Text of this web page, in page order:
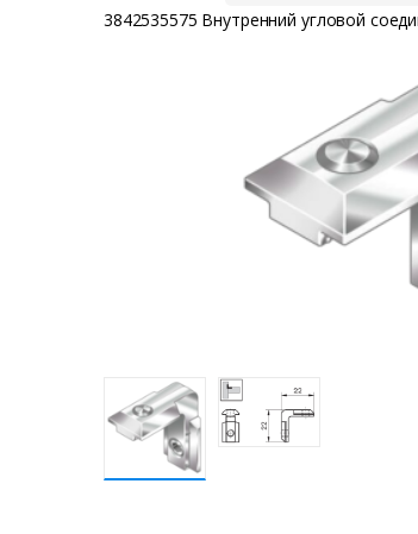
3842535575 Внутренний угловой